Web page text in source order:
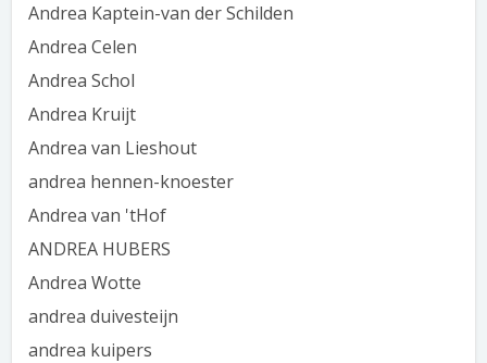
Andrea Kaptein-van der Schilden
Andrea Celen
Andrea Schol
Andrea Kruijt
Andrea van Lieshout
andrea hennen-knoester
Andrea van 'tHof
ANDREA HUBERS
Andrea Wotte
andrea duivesteijn
andrea kuipers